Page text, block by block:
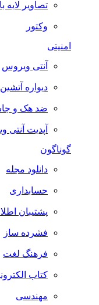
تصاویر لایه باز
وکتور
آنتی ویروس
دیواره آتشین
ضد هک و جاسوسی
آپدیت آنتی ویروس
گوناگون
دانلود مجله
حسابداری
پشتیبان اطلاعات
فشرده ساز
فرهنگ لغت
کتاب الکترونیک
مهندسی